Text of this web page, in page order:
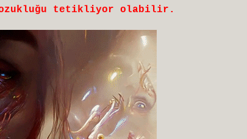
tetikliyor olabilir.